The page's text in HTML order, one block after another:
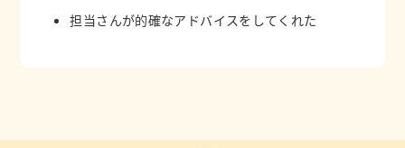
担当さんが的確なアドバイスをしてくれた